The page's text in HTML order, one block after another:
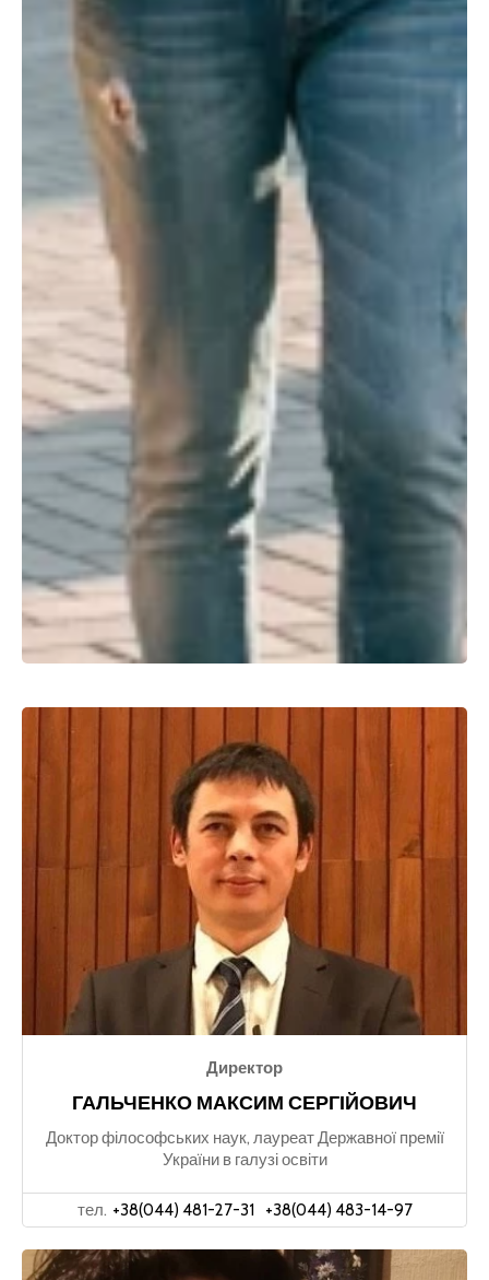
Директор
ГАЛЬЧЕНКО МАКСИМ СЕРГІЙОВИЧ
Доктор філософських наук, лауреат Державної премії
України в галузі освіти
тел. +38(044) 481-27-31 +38(044) 483-14-97